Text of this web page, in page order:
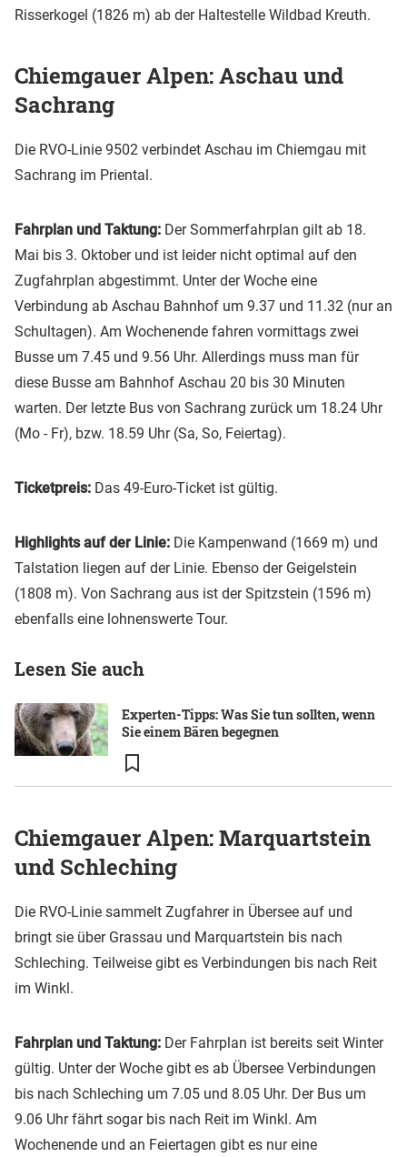
Risserkogel (1826 m) ab der Haltestelle Wildbad Kreuth.
Chiemgauer Alpen: Aschau und
Sachrang
Die RVO-Linie 9502 verbindet Aschau im Chiemgau mit
Sachrang im Priental.
Fahrplan und Taktung: Der Sommerfahrplan gilt ab 18.
Mai bis 3. Oktober und ist leider nicht optimal auf den
Zugfahrplan abgestimmt. Unter der Woche eine
Verbindung ab Aschau Bahnhof um 9.37 und 11.32 (nur an
Schultagen). Am Wochenende fahren vormittags zwei
Busse um 7.45 und 9.56 Uhr. Allerdings muss man für
diese Busse am Bahnhof Aschau 20 bis 30 Minuten
warten. Der letzte Bus von Sachrang zurück um 18.24 Uhr
(Mo - Fr), bzw. 18.59 Uhr (Sa, So, Feiertag).
Ticketpreis: Das 49-Euro-Ticket ist gültig.
Highlights auf der Linie: Die Kampenwand (1669 m) und
Talstation liegen auf der Linie. Ebenso der Geigelstein
(1808 m). Von Sachrang aus ist der Spitzstein (1596 m)
ebenfalls eine lohnenswerte Tour.
Lesen Sie auch
Experten-Tipps: Was Sie tun sollten, wenn
Sie einem Bären begegnen
Chiemgauer Alpen: Marquartstein
und Schleching
Die RVO-Linie sammelt Zugfahrer in Übersee auf und
bringt sie über Grassau und Marquartstein bis nach
Schleching. Teilweise gibt es Verbindungen bis nach Reit
im Winkl.
Fahrplan und Taktung: Der Fahrplan ist bereits seit Winter
gültig. Unter der Woche gibt es ab Übersee Verbindungen
bis nach Schleching um 7.05 und 8.05 Uhr. Der Bus um
9.06 Uhr fährt sogar bis nach Reit im Winkl. Am
Wochenende und an Feiertagen gibt es nur eine